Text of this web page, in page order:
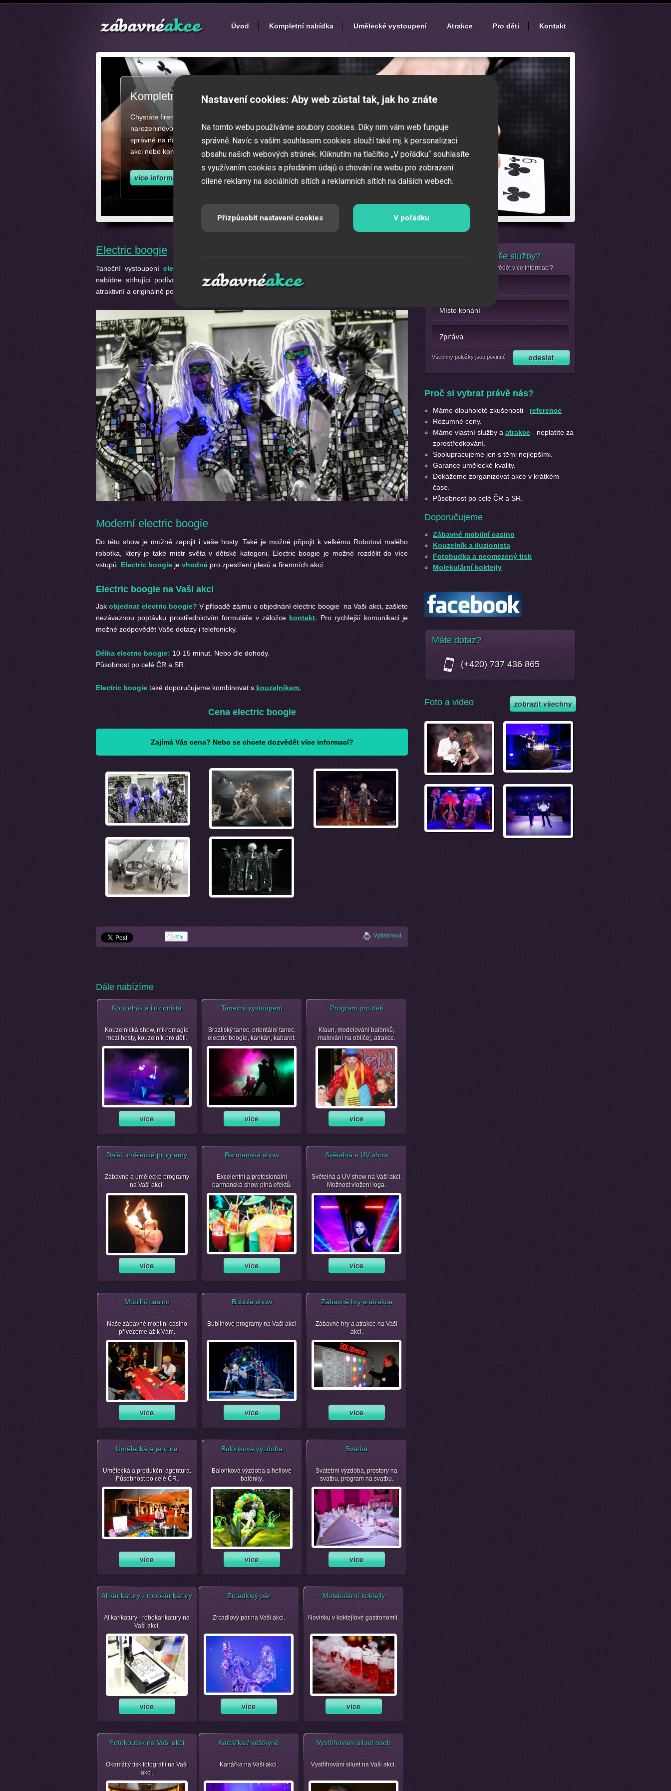
Úvod Kompletní nabídka Umělecké vystoupení Atrakce Pro děti Kontakt
Kompletní zajištěnízábavných akcí
Chystáte firemní akci, večírek nebo ples? Připravujete svatbu,
narozeninovou oslavu či zábavné představení pro děti? Pak jste
správně na našich stránkách. Zajistíme Vám jednotlivé umělce na Vaši
akci nebo kompletní zajištění zábavných a firemních akcí.
Electric boogie
Taneční vystoupení electric boogie
nabídne strhující podívanou, která vás vtáhne do prostředí nadčasových bytostí. Jedná se o
atraktivní a originálně pojatou taneční show, navozující fascinující vizi tančícího robota.
Moderní electric boogie
Do této show je možné zapojit i vaše hosty. Také je možné připojit k velkému Robotovi malého
robotka, který je také mistr světa v dětské kategorii. Electric boogie je možné rozdělit do více
vstupů. Electric boogie je vhodné pro zpestření plesů a firemních akcí.
Electric boogie na Vaši akci
Jakobjednat electric boogie? V případě zájmu o objednání electric boogie na Vaši akci, zašlete
nezávaznou poptávku prostřednictvím formuláře v záložce kontakt. Pro rychlejší komunikaci je
možné zodpovědět Vaše dotazy i telefonicky.
Délka electric boogie: 10-15 minut. Nebo dle dohody.
Působnost po celé ČR a SR.
Electric boogie také doporučujeme kombinovat s kouzelníkem.
Cena electric boogie
Zajímá Vás cena? Nebo se chcete dozvědět více informací?
Vytisknout
Dále nabízíme
Kouzelník a iluzionista
Kouzelnická show, mikromagie
mezi hosty, kouzelník pro děti.
Taneční vystoupení
Brazilský tanec, orientální tanec,
electric boogie, kankán, kabaret.
Program pro děti
Klaun, modelování balónků,
malování na obličej, atrakce.
Další umělecké programy
Zábavné a umělecké programy
na Vaši akci.
Barmanská show
Excelentní a profesionální
barmanská show plná efektů.
Světelná a UV show
Světelná a UV show na Vaši akci.
Možnost vložení loga.
Mobilní casino
Naše zábavné mobilní casino
přivezeme až k Vám.
Bubble show
Bublinové programy na Vaši akci
Zábavné hry a atrakce
Zábavné hry a atrakce na Vaši
akci.
Umělecká agentura
Umělecká a produkční agentura.
Působnost po celé ČR.
Balónková výzdoba
Balonková výzdoba a heliové
balónky.
Svatba
Svatební výzdoba, prostory na
svatbu, program na svatbu.
Al karikatury - robokarikatury
Al karikatury - robokarikatury na
Vaši akci.
Zrcadlový pár
Zrcadlový pár na Vaši akci.
Molekulární koktejly
Novinku v koktejlové gastronomii.
Fotokoutek na Vaši akci
Okamžitý tisk fotografií na Vaši
akci.
Kartářka / věštkyně
Kartářka na Vaši akci.
Vystřihování siluet osob
Vystřihování siluet na Vaši akci.
Máte zájem o naše služby?
Nebo se jen chcete dozvědět více informací?
Všechny položky jsou povinné
Proč si vybrat právě nás?
Máme dlouholeté zkušenosti - reference
Rozumné ceny.
Máme vlastní služby a atrakce - neplatíte za
zprostředkování.
Spolupracujeme jen s těmi nejlepšími.
Garance umělecké kvality.
Dokážeme zorganizovat akce v krátkém
čase.
Působnost po celé ČR a SR.
Doporučujeme
Zábavné mobilní casino
Kouzelník a iluzionista
Fotobudka a neomezený tisk
Molekulární koktejly
Máte dotaz?
(+420) 737 436 865
Foto a video
Nastavení cookies: Aby web zůstal tak, jak ho znáte
Na tomto webu používáme soubory cookies. Díky nim vám web funguje
správně. Navíc s vaším souhlasem cookies slouží také mj. k personalizaci
obsahu našich webových stránek. Kliknutím na tlačítko „V pořádku“ souhlasíte
s využívaním cookies a předáním údajů o chování na webu pro zobrazení
cílené reklamy na sociálních sítích a reklamních sítích na dalších webech.
Přizpůsobit nastavení cookies V pořádku